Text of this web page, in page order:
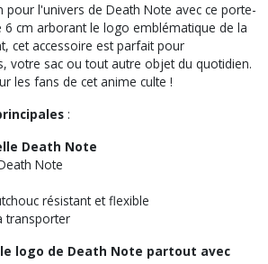
pour l'univers de Death Note avec ce porte-
6 cm arborant le logo emblématique de la
cet accessoire est parfait pour
votre sac ou tout autre objet du quotidien.
les fans de cet anime culte !
:
Death Note
Note
résistant et flexible
transporter
logo de Death Note partout avec